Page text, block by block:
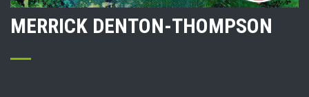
MERRICK DENTON-THOMPSON